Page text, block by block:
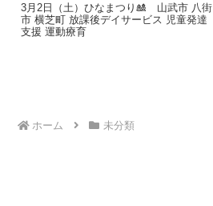
3月2日（土）ひなまつり🎎 山武市 八街
市 横芝町 放課後デイサービス 児童発達
支援 運動療育
ホーム 未分類